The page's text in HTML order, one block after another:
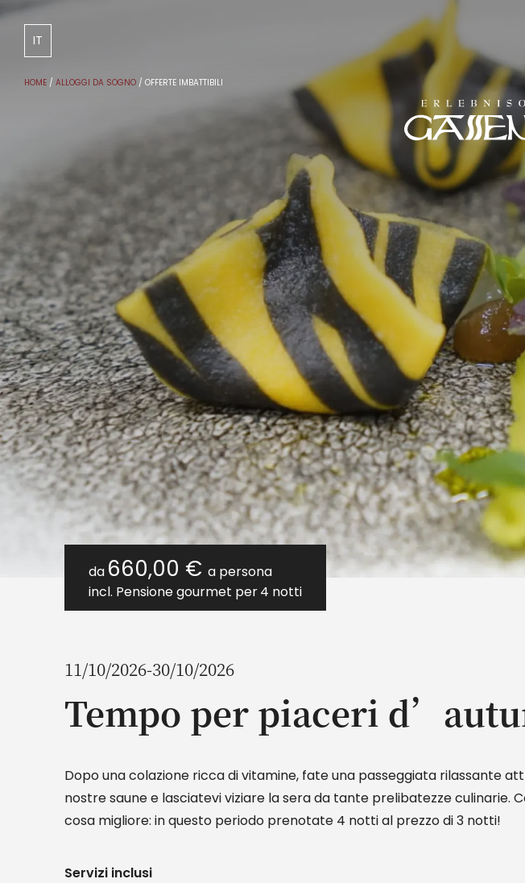
DE
IT
HOME / ALLOGGI DA SOGNO / OFFERTE IMBATTIBILI
da 660,00 € a persona
incl. Pensione gourmet per4 notti
11/10/2026-30/10/2026
Tempo per piaceri
Dopo una colazione ricca di vitamine, fate una passeggiata rilassante
nostre saune e lasciatevi viziare la sera da tante prelibatezze culinarie.
cosa migliore: in questo periodo prenotate 4 notti al prezzo di 3 notti!
Servizi inclusi